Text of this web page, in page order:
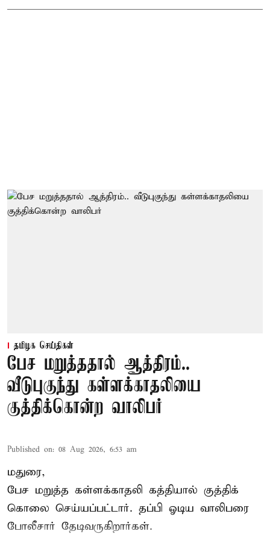
தமிழக செய்திகள்
பேச மறுத்ததால் ஆத்திரம்..
வீடுபுகுந்து கள்ளக்காதலியை
குத்திக்கொன்ற வாலிபர்
Published on: 08 Aug 2026, 6:53 am
மதுரை,
பேச மறுத்த கள்ளக்காதலி கத்தியால் குத்திக்
கொலை செய்யப்பட்டார். தப்பி ஓடிய வாலிபரை
போலீசார் தேடிவருகிறார்கள்.